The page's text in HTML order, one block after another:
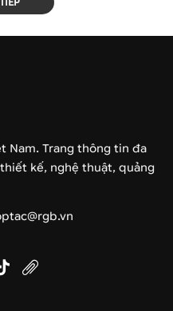
Nam. Trang thông tin đa
kế, nghệ thuật, quảng